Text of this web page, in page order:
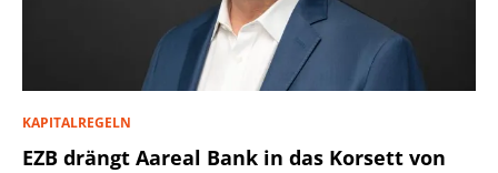
KAPITALREGELN
EZB drängt Aareal Bank in das Korsett von